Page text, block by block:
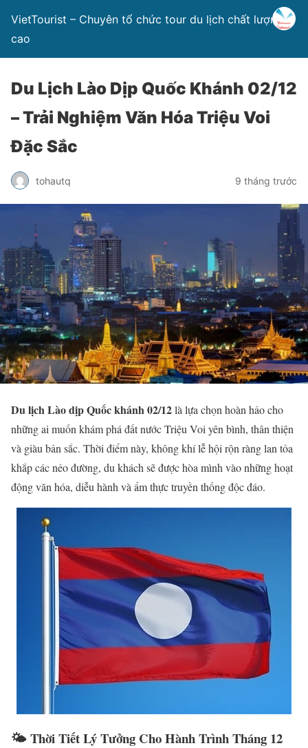
VietTourist – Chuyên tổ chức tour du lịch chất lượng
cao
Du Lịch Lào Dịp Quốc Khánh 02/12
– Trải Nghiệm Văn Hóa Triệu Voi
Đặc Sắc
tohautq 9 tháng trước
Du lịch Lào dịp Quốc khánh 02/12là lựa chọn hoàn hảo cho
những ai muốn khám phá đất nước Triệu Voi yên bình, thân thiện
và giàu bản sắc. Thời điểm này, không khí lễ hội rộn ràng lan tỏa
khắp các nẻo đường, du khách sẽ được hòa mình vào những hoạt
động văn hóa, diễu hành và ẩm thực truyền thống độc đáo.
🌤 Thời Tiết Lý Tưởng Cho Hành Trình Tháng 12